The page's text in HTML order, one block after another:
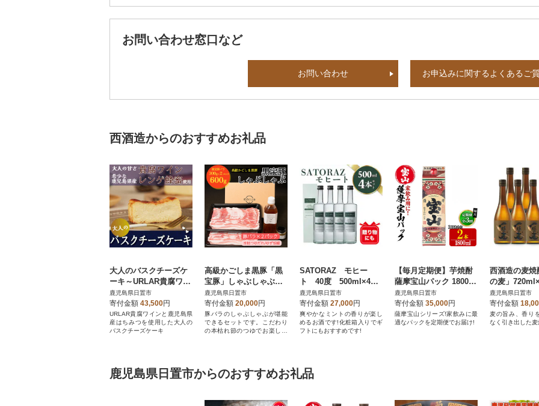
お問い合わせ窓口など
お問い合わせ お申込みに関するよくあるご
西酒造からのおすすめお礼品
大人のバスクチーズケ
ーキ～URLAR貴腐ワイ
ンと鹿児島県産はちみ
つ入り～
鹿児島県日置市
寄付金額 43,500円
URLAR貴腐ワインと鹿児島県
産はちみつを使用した大人の
バスクチーズケーキ
高級かごしま黒豚「黒
宝豚」しゃぶしゃぶ豚
バラ(300g×2)とタレと
ゆず胡椒セット!
鹿児島県日置市
寄付金額 20,000円
豚バラのしゃぶしゃぶが堪能
できるセットです。こだわり
の本枯れ節のつゆでお楽しみ
SATORAZ モヒー
ト 40度 500ml×4本
セット 化粧箱入【西
酒造】【スピリッツ】
鹿児島県日置市
寄付金額 27,000円
爽やかなミントの香りが楽し
めるお酒です!化粧箱入りでギ
フトにもおすすめです!
【毎月定期便】芋焼酎
薩摩宝山パック 1800m
l×2本 紙パック 【西酒
造】No.816-A全3回
鹿児島県日置市
寄付金額 35,000円
薩摩宝山シリーズ!家飲みに最
適なパックを定期便でお届け!
西酒造の麦焼
の麦」
ト
鹿児島県日置市
寄付金額
麦の旨み、香り
なく引き出した
鹿児島県日置市からのおすすめお礼品